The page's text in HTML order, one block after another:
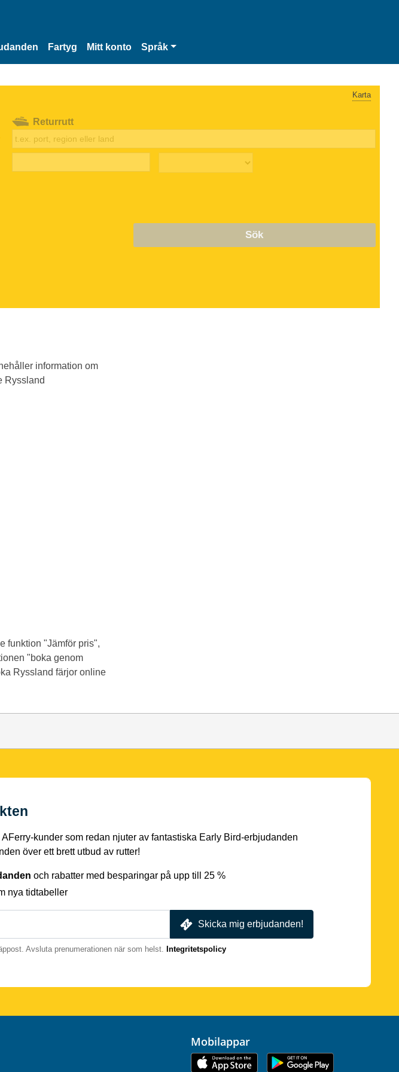
Fartyg Mitt konto Språk
Karta
Returrutt
Sök
information om
Ryssland
funktion "Jämför pris",
"boka genom
Ryssland färjor online
kunder som redan njuter av fantastiska Early Bird-erbjudanden
över ett brett utbud av rutter!
och rabatter med besparingar på upp till 25 %
nya tidtabeller
Skicka mig erbjudanden!
Avsluta prenumerationen när som helst. Integritetspolicy
Mobilappar